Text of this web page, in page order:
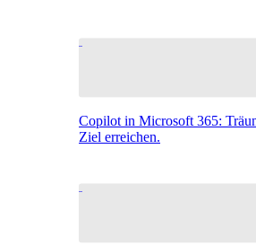
Copilot in Microsoft 365:
Ziel erreichen.